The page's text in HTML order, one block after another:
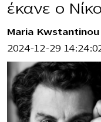
έκανε ο
Maria Kwstantinou
2024-12-29